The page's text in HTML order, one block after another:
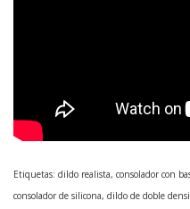
Etiquetas: dildo realista, consolador con
consolador de silicona, dildo de doble